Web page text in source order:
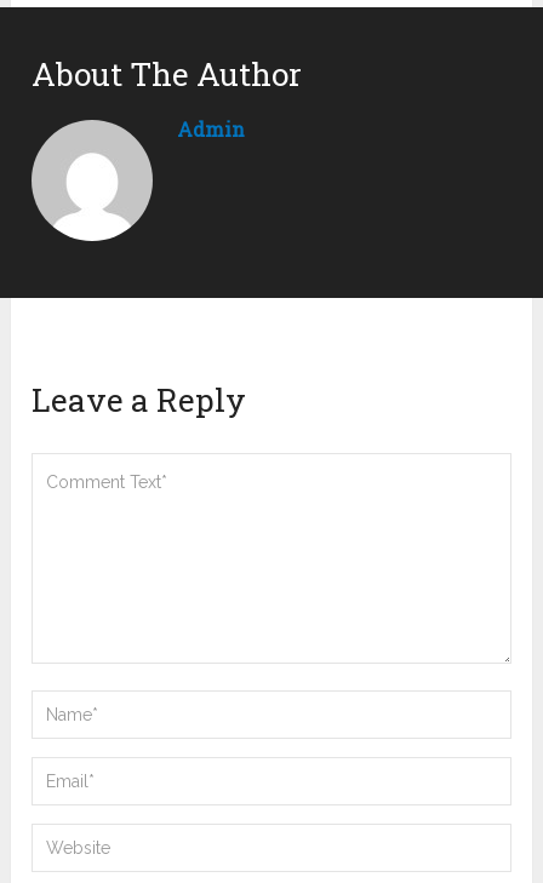
About The Author
Admin
Leave a Reply